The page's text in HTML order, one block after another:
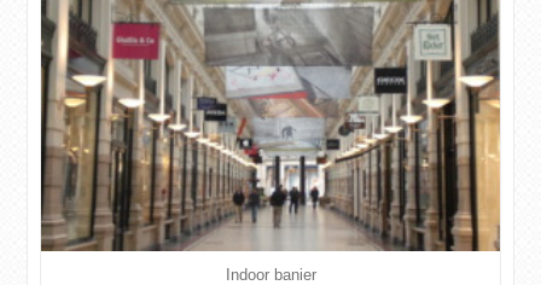
Indoor banier